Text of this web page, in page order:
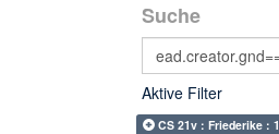
Suche
Aktive Filter
CS 21v : Friederike : 1